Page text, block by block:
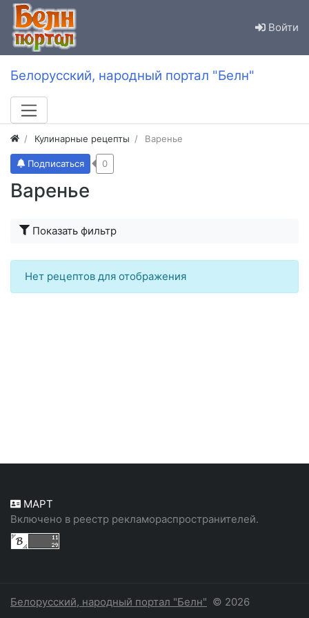
Войти
Белорусский, народный портал "Белн"
Кулинарные рецепты Варенье
Варенье
Подписаться 0
Показать фильтр
Нет рецептов для отображения
МАРТ
Включено в реестр рекламораспространителей.
Белорусский, народный портал "Белн" © 2026